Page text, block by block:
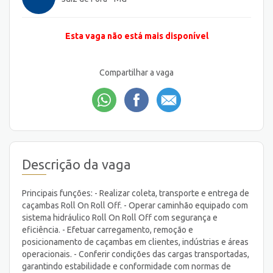
Esta vaga não está mais disponível
Compartilhar a vaga
Descrição da vaga
Principais funções: - Realizar coleta, transporte e entrega de
caçambas Roll On Roll Off. - Operar caminhão equipado com
sistema hidráulico Roll On Roll Off com segurança e
eficiência. - Efetuar carregamento, remoção e
posicionamento de caçambas em clientes, indústrias e áreas
operacionais. - Conferir condições das cargas transportadas,
garantindo estabilidade e conformidade com normas de